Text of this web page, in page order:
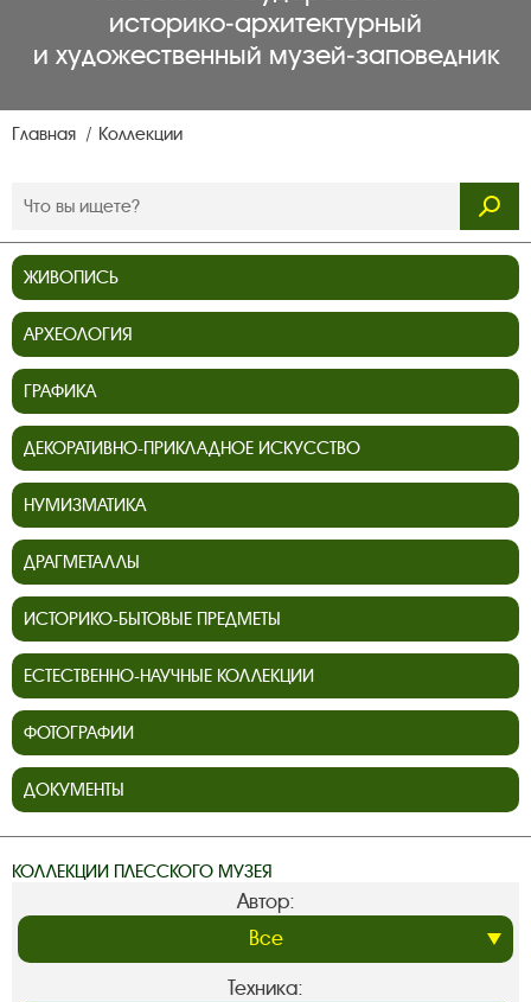
историко‑архитектурный
и художественный музей‑заповедник
Главная Коллекции
ЖИВОПИСЬ
АРХЕОЛОГИЯ
ГРАФИКА
ДЕКОРАТИВНО-ПРИКЛАДНОЕ ИСКУССТВО
НУМИЗМАТИКА
ДРАГМЕТАЛЛЫ
ИСТОРИКО-БЫТОВЫЕ ПРЕДМЕТЫ
ЕСТЕСТВЕННО-НАУЧНЫЕ КОЛЛЕКЦИИ
ФОТОГРАФИИ
ДОКУМЕНТЫ
КОЛЛЕКЦИИ ПЛЕССКОГО МУЗЕЯ
Автор:
Техника: